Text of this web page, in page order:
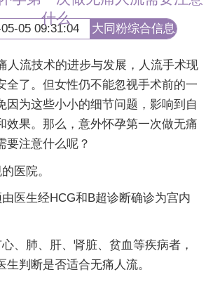
什么
05 09:31:04
大同粉综合信息
人流技术的进步与发展，人流手术现
全了。但女性仍不能忽视手术前的一
因为这些小小的细节问题，影响到自
效果。那么，意外怀孕第一次做无痛
要注意什么呢？
医院。
医生经HCG和B超诊断确诊为宫内
、肺、肝、肾脏、贫血等疾病者，
判断是否适合无痛人流。